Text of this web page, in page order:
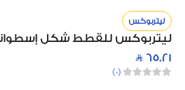
ليتربوكس
ليتربوكس للقطط شكل
65.21
(
0
)